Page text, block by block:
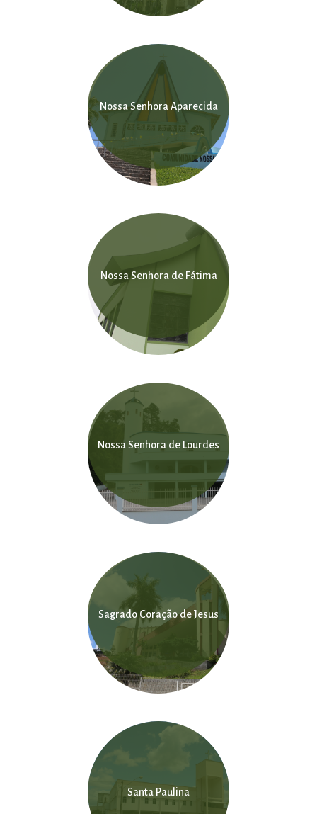
Nossa Senhora Aparecida
Nossa Senhora de Fátima
Nossa Senhora de Lourdes
Sagrado Coração de Jesus
Santa Paulina